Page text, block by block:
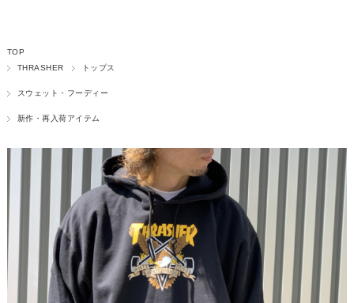
TOP
THRASHER
トップス
スウェット・フーディー
新作・再入荷アイテム